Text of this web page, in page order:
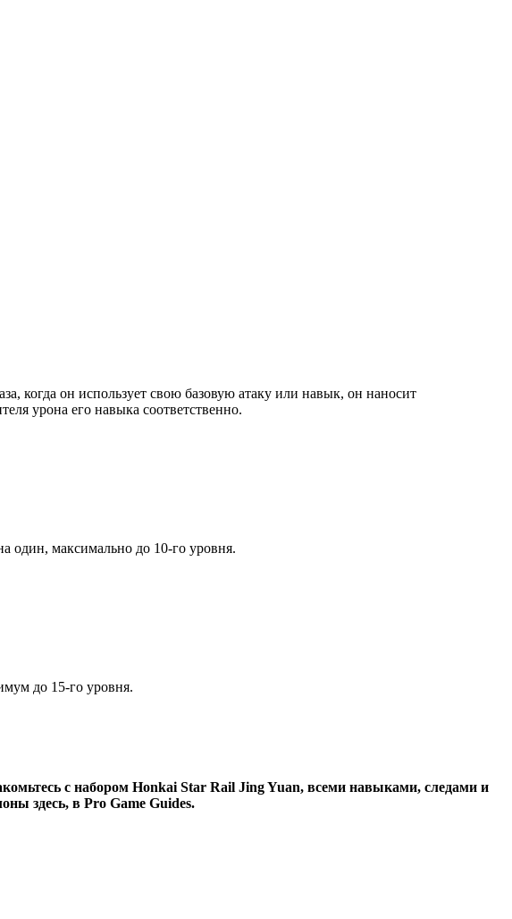
когда он использует свою базовую атаку или навык, он наносит
урона его навыка соответственно.
один, максимально до 10-го уровня.
до 15-го уровня.
с набором Honkai Star Rail Jing Yuan, всеми навыками, следами и
здесь, в Pro Game Guides.